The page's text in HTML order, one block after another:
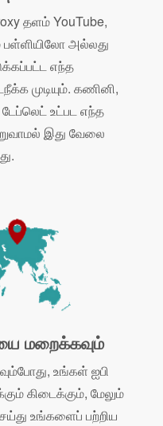
தளம் YouTube,
பள்ளியிலோ அல்லது
எந்த
முடியும். கணினி,
உட்பட எந்த
இது வேலை
மறைக்கவும்
​​உங்கள் ஐபி
கிடைக்கும், மேலும்
உங்களைப் பற்றிய